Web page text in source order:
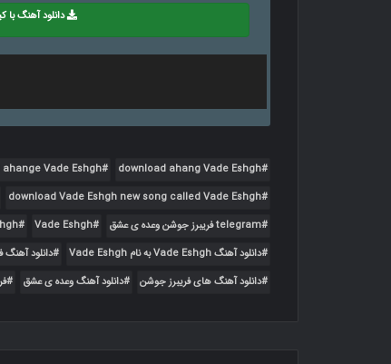
دانلود آهنگ با
download ahang Vade Eshgh
Vade Eshgh
download Vade Eshgh new song called Vade Eshgh
telegram فریبرز جوشن وعده ی عشق
Vade Eshgh
دانلود آهنگ Vade Eshgh به نام Vade Eshgh
دانلود آهنگ
دانلود آهنگ های فریبرز جوشن
دانلود آهنگ وعده ی عشق